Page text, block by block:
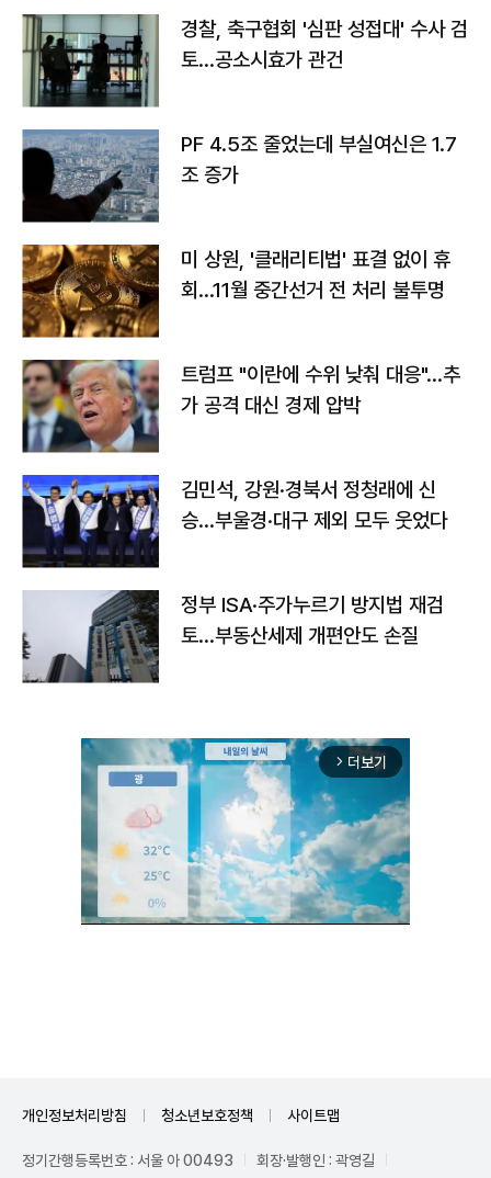
경찰, 축구협회 '심판 성접대' 수사 검
토…공소시효가 관건
PF 4.5조 줄었는데 부실여신은 1.7
조 증가
미 상원, '클래리티법' 표결 없이 휴
회…11월 중간선거 전 처리 불투명
트럼프 "이란에 수위 낮춰 대응"…추
가 공격 대신 경제 압박
김민석, 강원·경북서 정청래에 신
승…부울경·대구 제외 모두 웃었다
정부 ISA·주가누르기 방지법 재검
토…부동산세제 개편안도 손질
arrow_forward_ios 더보기
개인정보처리방침 청소년보호정책 사이트맵
정기간행등록번호 : 서울 아 00493 회장·발행인 : 곽영길